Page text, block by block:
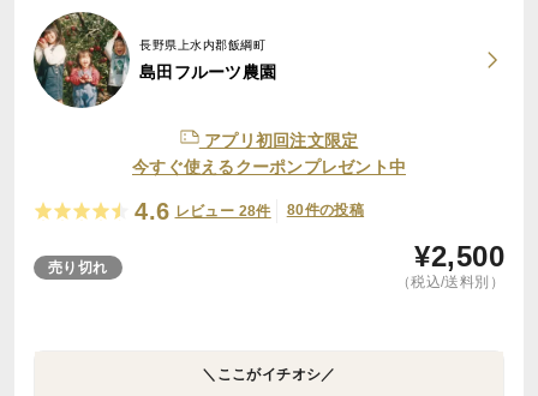
長野県上水内郡飯綱町
島田フルーツ農園
アプリ初回注文限定
今すぐ使えるクーポンプレゼント中
4.6 レビュー 28件 80件の投稿
売り切れ ¥2,500
（税込/送料別）
＼ここがイチオシ／